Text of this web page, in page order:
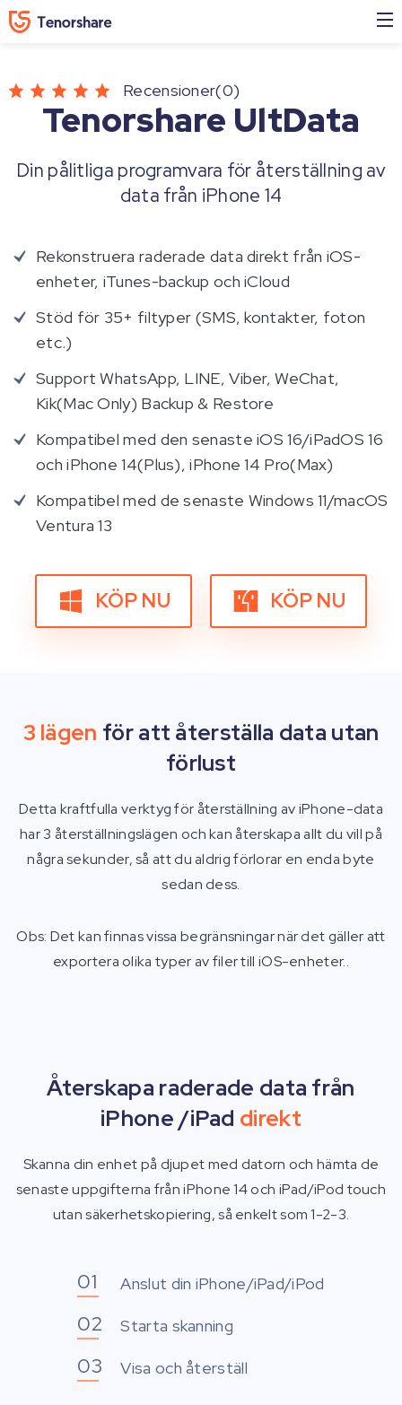
Recensioner(0)
Tenorshare UltData
Din pålitliga programvara för återställning av
data från iPhone 14
Rekonstruera raderade data direkt från iOS-
enheter, iTunes-backup och iCloud
Stöd för 35+ filtyper (SMS, kontakter, foton
etc.)
Support WhatsApp, LINE, Viber, WeChat,
Kik(Mac Only) Backup & Restore
Kompatibel med den senaste iOS 16/iPadOS 16
och iPhone 14(Plus), iPhone 14 Pro(Max)
Kompatibel med de senaste Windows 11/macOS
Ventura 13
KÖP NU KÖP NU
3 lägen för att återställa data utan
förlust
Detta kraftfulla verktyg för återställning av iPhone-data
har 3 återställningslägen och kan återskapa allt du vill på
några sekunder, så att du aldrig förlorar en enda byte
sedan dess.
Obs: Det kan finnas vissa begränsningar när det gäller att
exportera olika typer av filer till iOS-enheter..
Återskapa raderade data från
iPhone /iPad direkt
Skanna din enhet på djupet med datorn och hämta de
senaste uppgifterna från iPhone 14 och iPad/iPod touch
utan säkerhetskopiering, så enkelt som 1-2-3.
Anslut din iPhone/iPad/iPod
Starta skanning
Visa och återställ